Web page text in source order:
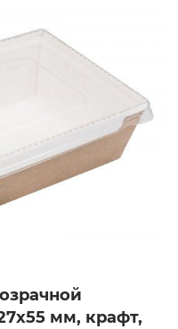
мм, крафт,